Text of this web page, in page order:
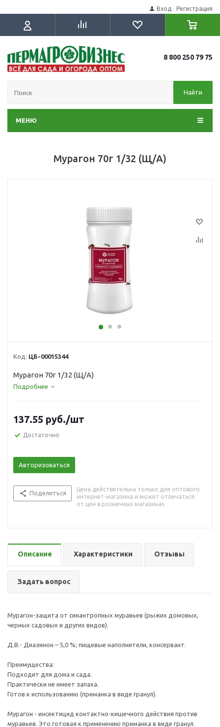
Вход Регистрация
8 800 250 79 75
Найти
МЕНЮ
Мурагон 70г 1/32 (Щ/А)
Код: ЦБ-00015344
Мурагон 70г 1/32 (Щ/А)
Подробнее
137.55 руб./шт
Достаточно
Авторизоваться
Поделиться
Цена действительна только для оптового
интернет-магазина и может отличаться
от цен в розничных магазинах
Описание Характеристики Отзывы
Задать вопрос
Мурагон-защита от синантропных муравьев (рыжих домовых,
черных садовых и других видов).
Д.В.- Диазинон – 5,0 %; пищевые наполнители, консервант.
Преимущества:
Подходит для дома и сада.
Практически не имеет запаха.
Готов к использованию (приманка в виде гранул).
Мурагон - инсектицид контактно-кишечного действия против
муравьев. Это готовая к применению приманка в виде гранул.